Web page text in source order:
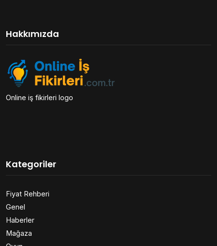
Hakkımızda
Online iş fikirleri logo
Kategoriler
Fiyat Rehberi
Genel
Haberler
Mağaza